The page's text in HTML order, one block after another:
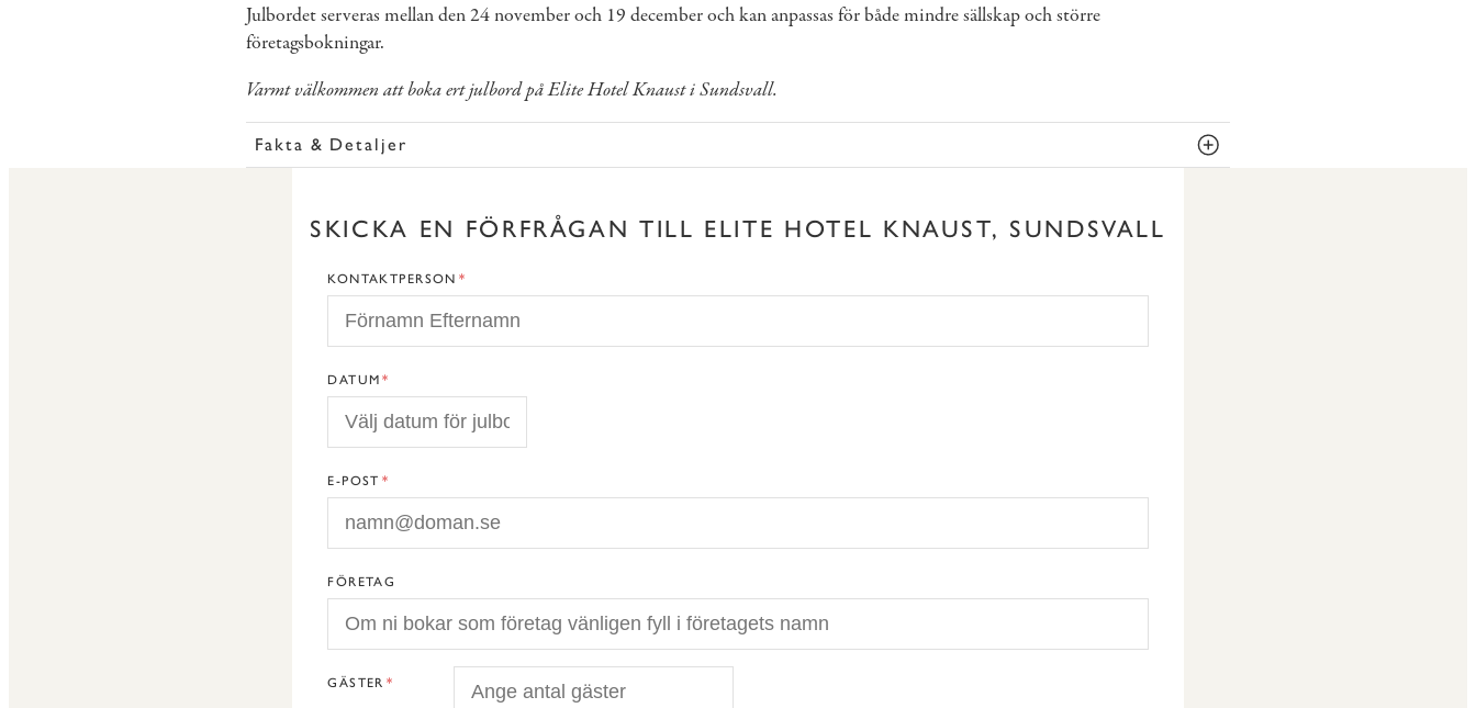
Julbordet serveras mellan den 24 november och 19 december och kan anpassas för både mindre sällskap och större
företagsbokningar.
Varmt välkommen att boka ert julbord på Elite Hotel Knaust i Sundsvall.
Fakta & Detaljer
SKICKA EN FÖRFRÅGAN TILL ELITE HOTEL KNAUST, SUNDSVALL
KONTAKTPERSON
DATUM
E-POST
FÖRETAG
GÄSTER